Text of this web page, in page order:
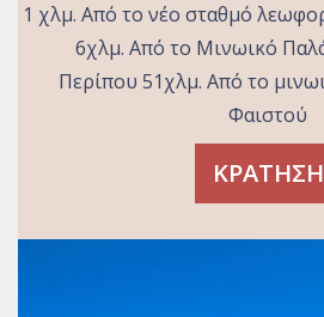
1 χλμ. Από το νέο σταθμό
6χλμ. Από το Μινωικό
Περίπου 51χλμ. Από το
Φαιστού
ΚΡΑΤΗΣΗ